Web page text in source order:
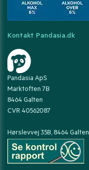
Kontakt Pandasia.dk
Pandasia ApS
Marktoften 7B
8464 Galten
CVR 40562087
Hørslevvej 35B, 8464 Galten